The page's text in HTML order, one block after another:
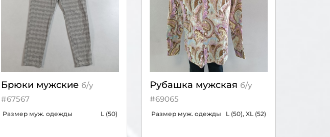
Брюки мужские б/у
#67567
Размер муж. одежды L (50)
Рубашка мужская б/у
#69065
Размер муж. одежды L (50), XL (52)